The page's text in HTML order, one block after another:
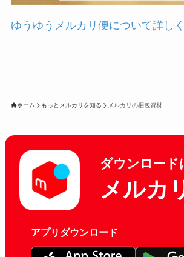
ゆうゆうメルカリ便について詳し
ホーム もっとメルカリを知る メルカリの梱包資材
ダウンロード
メルカ
アプリダウンロード